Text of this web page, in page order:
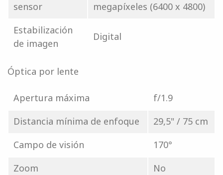
sensor
megapíxeles (6400 x 4800)
Estabilización
de imagen
Digital
Óptica por lente
Apertura máxima
f/1.9
Distancia mínima de enfoque
29,5" / 75 cm
Campo de visión
170°
Zoom
No